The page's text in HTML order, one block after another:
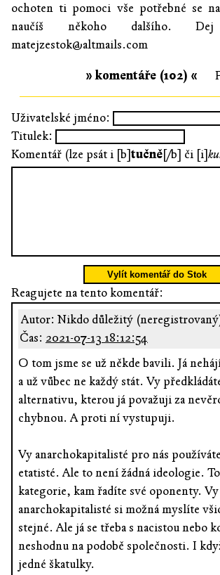
ochoten ti pomoci vše potřebné se
naučíš někoho dalšího.
matejzestok@altmails.com
» komentáře (102) «
Uživatelské jméno:
Titulek:
Komentář (lze psát i [b]tučně[/b] či [i]
Vylít komentář do Stok
Reagujete na tento komentář:
Autor: Nikdo důležitý
Čas: 2021-07-13 18:12:54
O tom jsme se už někde bavili. Já
a už vůbec ne každý stát. Vy
alternativu, kterou já považuji za
chybnou. A proti ní vystupuji.
Vy anarchokapitalisté pro nás
etatisté. Ale to není žádná ideologie.
kategorie, kam řadíte své oponenty. Vy
anarchokapitalisté si možná myslíte
stejné. Ale já se třeba s nacistou nebo
neshodnu na podobě společnosti. I
jedné škatulky.